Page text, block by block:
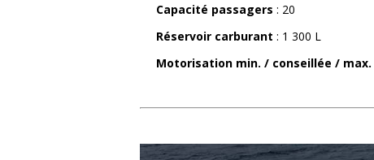
Capacité passagers : 20
Réservoir carburant : 1 300 L
Motorisation min. / conseillée / max.